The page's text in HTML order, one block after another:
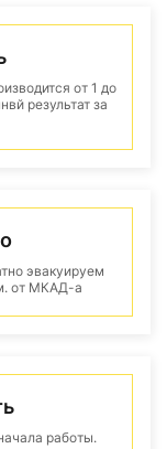
от 1 до
результат за
эвакуируем
от МКАД-а
работы.